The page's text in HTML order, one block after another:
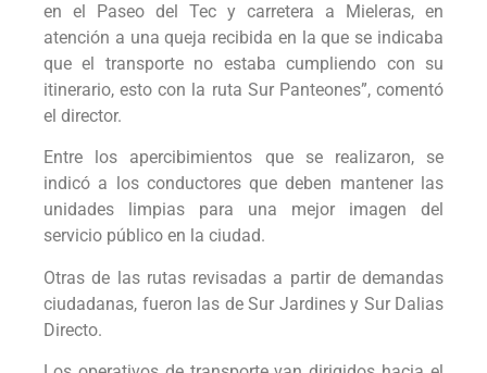
en el Paseo del Tec y carretera a Mieleras, en
atención a una queja recibida en la que se indicaba
que el transporte no estaba cumpliendo con su
itinerario, esto con la ruta Sur Panteones”, comentó
el director.
Entre los apercibimientos que se realizaron, se
indicó a los conductores que deben mantener las
unidades limpias para una mejor imagen del
servicio público en la ciudad.
Otras de las rutas revisadas a partir de demandas
ciudadanas, fueron las de Sur Jardines y Sur Dalias
Directo.